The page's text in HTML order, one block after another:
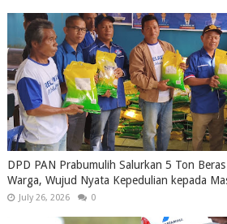
DPD PAN Prabumulih Salurkan 5 Ton
Warga, Wujud Nyata Kepedulian kepada
July 26, 2026 0